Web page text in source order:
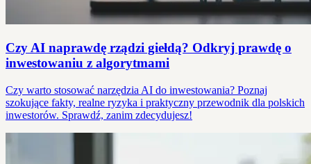
Czy AI naprawdę rządzi giełdą? Odkryj prawdę o
inwestowaniu z algorytmami
Czy warto stosować narzędzia AI do inwestowania? Poznaj
szokujące fakty, realne ryzyka i praktyczny przewodnik dla polskich
inwestorów. Sprawdź, zanim zdecydujesz!